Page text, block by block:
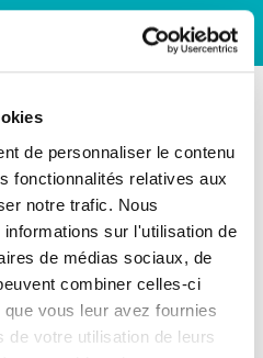
de personnaliser le contenu
fonctionnalités relatives aux
notre trafic. Nous
sur l'utilisation de
de médias sociaux, de
combiner celles-ci
vous leur avez fournies
de votre utilisation de leurs